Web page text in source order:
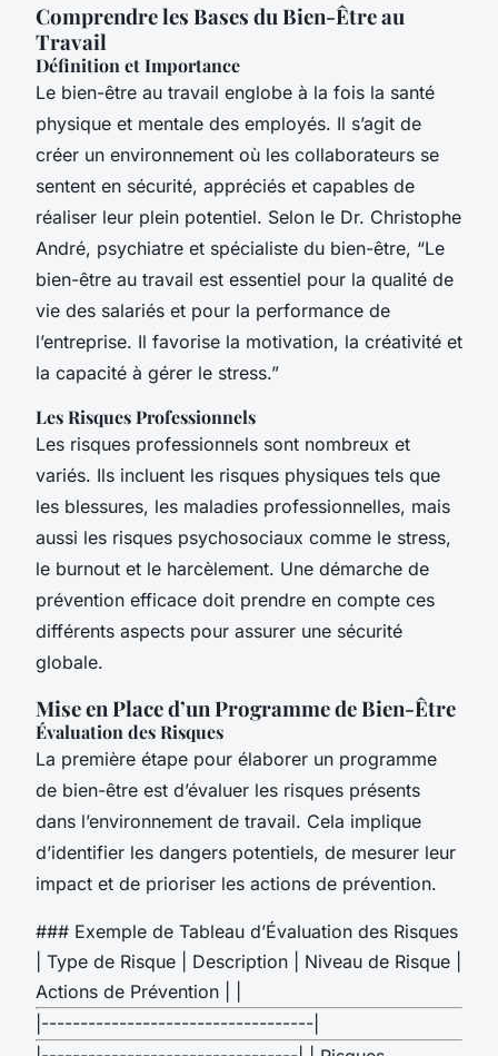
Comprendre les Bases du Bien-Être au
Travail
Définition et Importance
Le bien-être au travail englobe à la fois la santé
physique et mentale des employés. Il s’agit de
créer un environnement où les collaborateurs se
sentent en sécurité, appréciés et capables de
réaliser leur plein potentiel. Selon le Dr. Christophe
André, psychiatre et spécialiste du bien-être, “Le
bien-être au travail est essentiel pour la qualité de
vie des salariés et pour la performance de
l’entreprise. Il favorise la motivation, la créativité et
la capacité à gérer le stress.”
Les Risques Professionnels
Les risques professionnels sont nombreux et
variés. Ils incluent les risques physiques tels que
les blessures, les maladies professionnelles, mais
aussi les risques psychosociaux comme le stress,
le burnout et le harcèlement. Une démarche de
prévention efficace doit prendre en compte ces
différents aspects pour assurer une sécurité
globale.
Mise en Place d’un Programme de Bien-Être
Évaluation des Risques
La première étape pour élaborer un programme
de bien-être est d’évaluer les risques présents
dans l’environnement de travail. Cela implique
d’identifier les dangers potentiels, de mesurer leur
impact et de prioriser les actions de prévention.
### Exemple de Tableau d’Évaluation des Risques
| Type de Risque | Description | Niveau de Risque |
Actions de Prévention | |
|-----------------------------------|